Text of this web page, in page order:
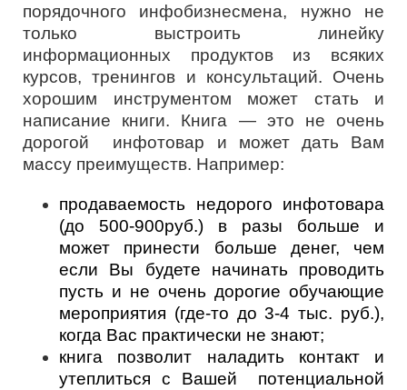
порядочного инфобизнесмена, нужно не
только выстроить линейку
информационных продуктов из всяких
курсов, тренингов и консультаций. Очень
хорошим инструментом может стать и
написание книги. Книга — это не очень
дорогой инфотовар и может дать Вам
массу преимуществ. Например:
продаваемость недорого инфотовара
(до 500-900руб.) в разы больше и
может принести больше денег, чем
если Вы будете начинать проводить
пусть и не очень дорогие обучающие
мероприятия (где-то до 3-4 тыс. руб.),
когда Вас практически не знают;
книга позволит наладить контакт и
утеплиться с Вашей потенциальной